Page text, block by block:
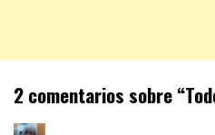
2 comentarios sobre “